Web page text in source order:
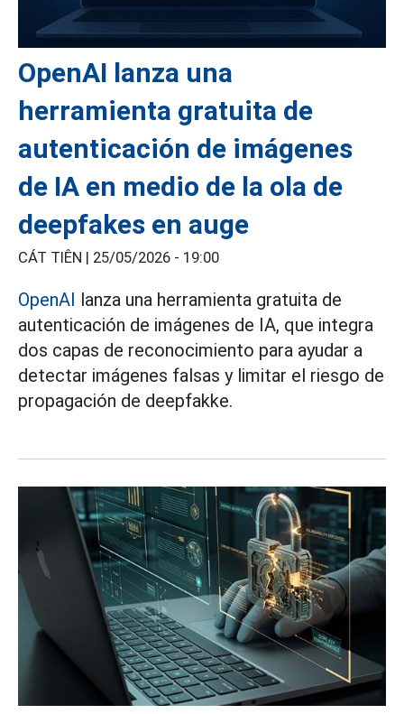
OpenAI lanza una
herramienta gratuita de
autenticación de imágenes
de IA en medio de la ola de
deepfakes en auge
CÁT TIÊN | 25/05/2026 - 19:00
OpenAI lanza una herramienta gratuita de
autenticación de imágenes de IA, que integra
dos capas de reconocimiento para ayudar a
detectar imágenes falsas y limitar el riesgo de
propagación de deepfakke.